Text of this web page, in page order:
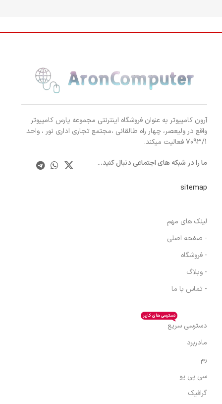
آرون کامپیوتر به عنوان فروشگاه اینترنتی مجموعه پارس کامپیوتر
واقع در ولیعصر، چهار راه طالقانی ،مجتمع تجاری اداری نور ، واحد
7093/1 فعالیت میکند.
ما را در شبکه های اجتماعی دنبال کنید...
sitemap
لینک های مهم
- صفحه اصلی
- فروشگاه
- وبلاگ
- تماس با ما
دسترسی سریع
دسترسی های کاربر
مادربرد
رم
سی پی یو
گرافیک